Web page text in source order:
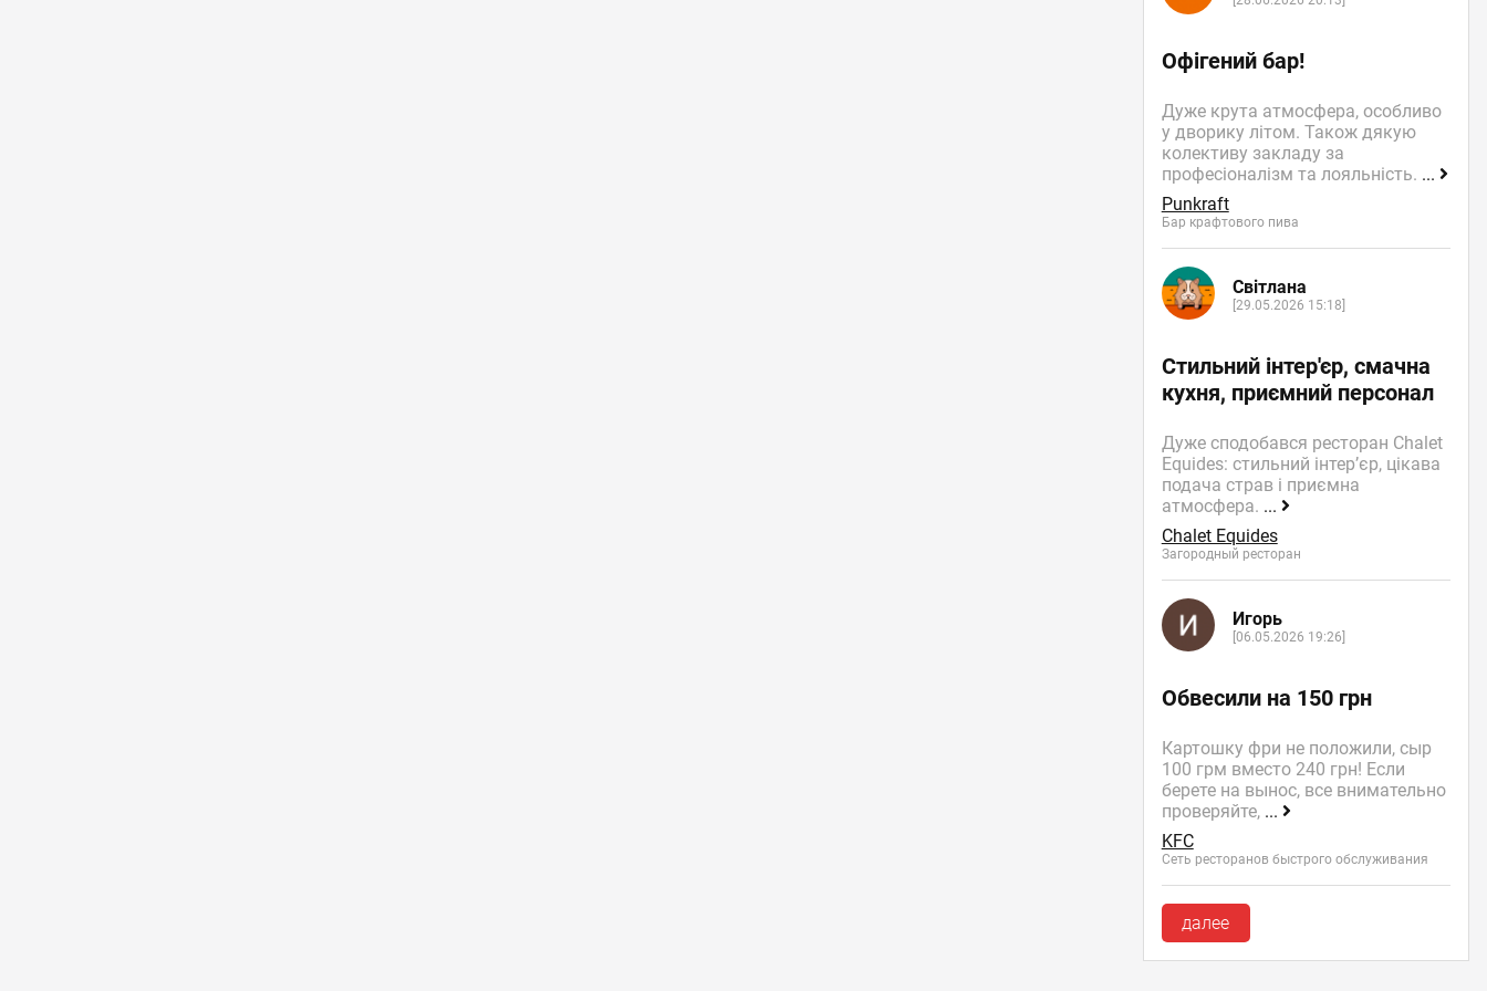
Офігений бар!
Дуже крута атмосфера, особливо
у дворику літом. Також дякую
колективу закладу за
професіоналізм та лояльність. ...
Punkraft
Бар крафтового пива
Світлана
[29.05.2026 15:18]
Стильний інтер'єр, смачна
кухня, приємний персонал
Дуже сподобався ресторан Chalet
Equides: стильний інтер’єр, цікава
подача страв і приємна
атмосфера. ...
Chalet Equides
Загородный ресторан
Игорь
[06.05.2026 19:26]
Обвесили на 150 грн
Картошку фри не положили, сыр
100 грм вместо 240 грн! Если
берете на вынос, все внимательно
проверяйте, ...
KFC
Сеть ресторанов быстрого обслуживания
далее